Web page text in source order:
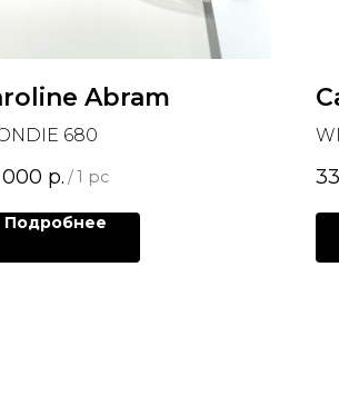
Abram
680
р. /1 pc
Подробнее